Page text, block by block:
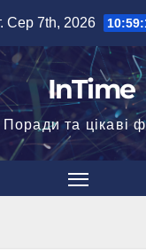
Сер 7th, 2026
InTime
Поради та цікаві